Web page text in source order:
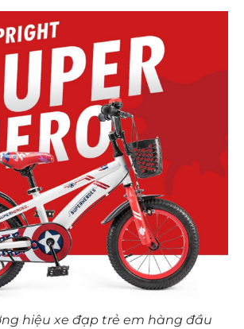
hiệu xe đạp trẻ em hàng đầu